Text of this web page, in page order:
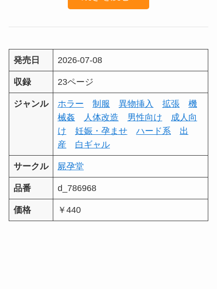
発売日 2026-07-08
収録 23ページ
ジャンル ホラー 制服 異物挿入 拡張
機
械姦
人体改造 男性向け
成人向
け
妊娠・孕ませ ハード系
出
産
白ギャル
サークル 屍孕堂
品番 d_786968
価格 ￥440